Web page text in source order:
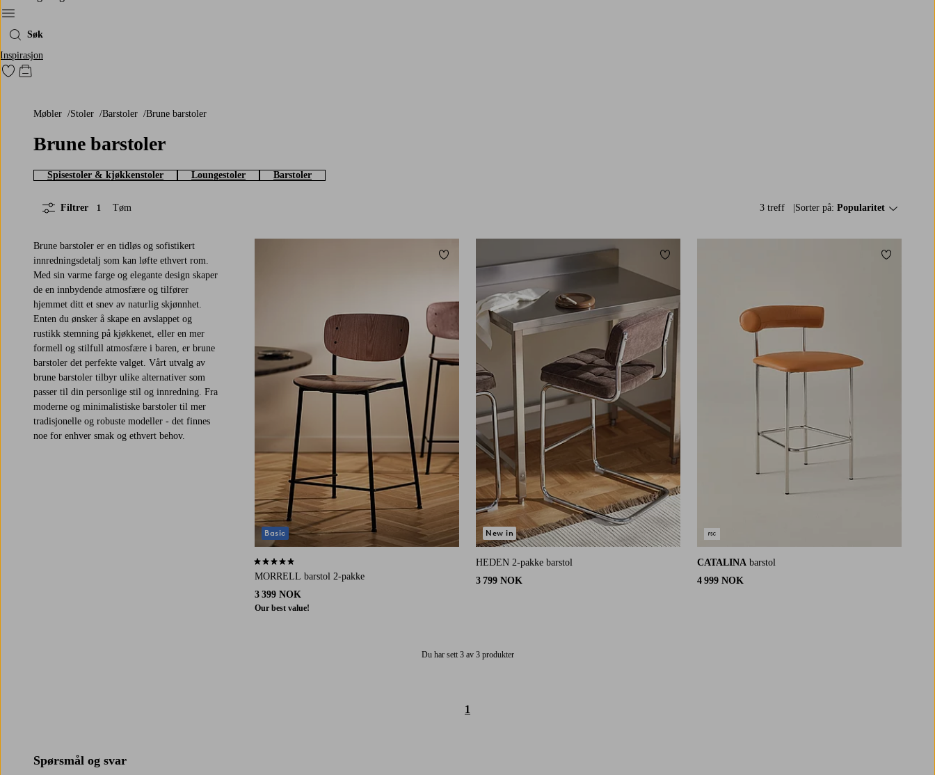
Meny
Søk
Inspirasjon
Gå til favorittmerkede produkter
Gå til handlekurven
Møbler Stoler Barstoler Brune barstoler
Brune barstoler
Spisestoler & kjøkkenstoler Loungestoler Barstoler
3 treff Sorter på: Popularitet
Filtrer 1 Tøm
Brune barstoler er en tidløs og sofistikert
innredningsdetalj som kan løfte ethvert rom.
Med sin varme farge og elegante design skaper
de en innbydende atmosfære og tilfører
hjemmet ditt et snev av naturlig skjønnhet.
Enten du ønsker å skape en avslappet og
rustikk stemning på kjøkkenet, eller en mer
formell og stilfull atmosfære i baren, er brune
barstoler det perfekte valget. Vårt utvalg av
brune barstoler tilbyr ulike alternativer som
passer til din personlige stil og innredning. Fra
moderne og minimalistiske barstoler til mer
tradisjonelle og robuste modeller - det finnes
noe for enhver smak og ethvert behov.
MORRELL barstol 2-pakke
3 399 NOK
Our best value!
4,8 basert på 10 karaktergivninger
Basic
Legg til favoritter
HEDEN 2-pakke barstol
3 799 NOK
New in
Legg til favoritter
CATALINA barstol
4 999 NOK
Legg til
Du har sett 3 av 3 produkter
1
Spørsmål og svar